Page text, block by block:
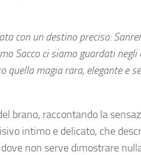
con un destino preciso:
Sacco ci siamo guardati
quella magia rara, elegante e
brano, raccontando la
intimo e delicato, che
non serve dimostrare